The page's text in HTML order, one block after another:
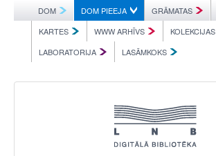
DOM DOM PIEEJA GRĀMATAS
KARTES
WWW ARHĪVS
KOLEKCIJAS
LABORATORIJA
LASĀMKOKS